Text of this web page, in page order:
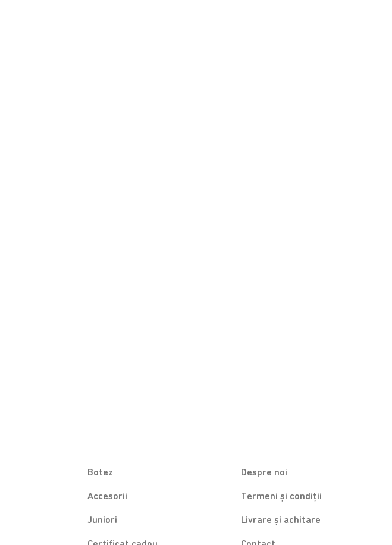
Botez
Accesorii
Juniori
Despre noi
Termeni și condiții
Livrare și achitare